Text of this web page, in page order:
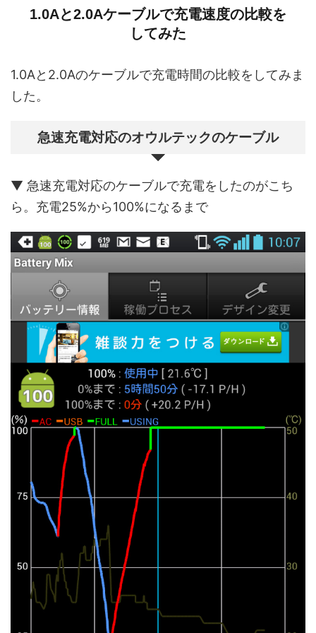
1.0Aと2.0Aケーブルで充電速度の比較を
してみた
1.0Aと2.0Aのケーブルで充電時間の比較をしてみま
した。
急速充電対応のオウルテックのケーブル
▼ 急速充電対応のケーブルで充電をしたのがこち
ら。充電25%から100%になるまで